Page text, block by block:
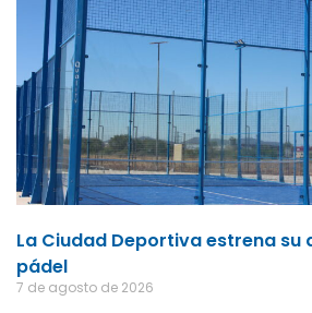
La Ciudad Deportiva estrena su
pádel
7 de agosto de 2026